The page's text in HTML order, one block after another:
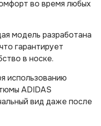
во время любых
модель разработана
гарантирует
в носке.
использованию
ADIDAS
вид даже после